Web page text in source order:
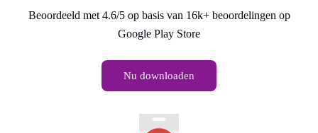
Beoordeeld met 4.6/5 op basis van 16k+ beoordelingen op
Google Play Store
Nu downloaden